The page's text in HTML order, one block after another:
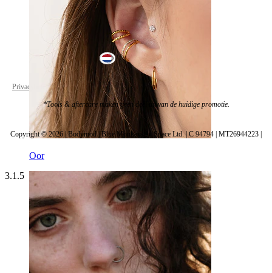
Oor
Netherlands
Privacybeleid Cookie Instellingen
*Tools & aftercare maken geen deel uit van de huidige promotie.
Copyright © 2026 | Bodymod | Blue Monkeys In Space Ltd. | C 94794 | MT26944223 |
3.1.5